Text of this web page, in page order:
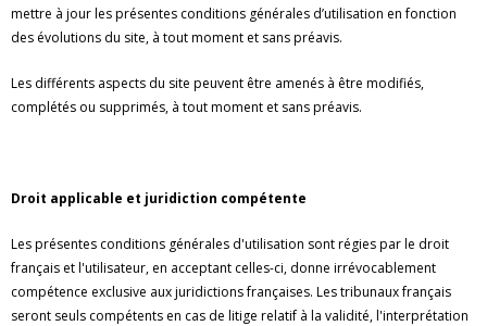
mettre à jour les présentes conditions générales d’utilisation en fonction
des évolutions du site, à tout moment et sans préavis.
Les différents aspects du site peuvent être amenés à être modifiés,
complétés ou supprimés, à tout moment et sans préavis.
Droit applicable et juridiction compétente
Les présentes conditions générales d'utilisation sont régies par le droit
français et l'utilisateur, en acceptant celles-ci, donne irrévocablement
compétence exclusive aux juridictions françaises. Les tribunaux français
seront seuls compétents en cas de litige relatif à la validité, l'interprétation